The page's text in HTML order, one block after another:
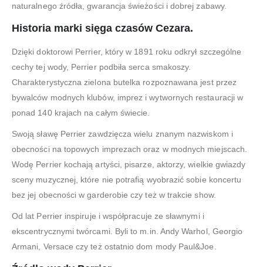
naturalnego źródła, gwarancja świeżości i dobrej zabawy.
Historia marki sięga czasów Cezara.
Dzięki doktorowi Perrier, który w 1891 roku odkrył szczególne
cechy tej wody, Perrier podbiła serca smakoszy.
Charakterystyczna zielona butelka rozpoznawana jest przez
bywalców modnych klubów, imprez i wytwornych restauracji w
ponad 140 krajach na całym świecie.
Swoją sławę Perrier zawdzięcza wielu znanym nazwiskom i
obecności na topowych imprezach oraz w modnych miejscach.
Wodę Perrier kochają artyści, pisarze, aktorzy, wielkie gwiazdy
sceny muzycznej, które nie potrafią wyobrazić sobie koncertu
bez jej obecności w garderobie czy też w trakcie show.
Od lat Perrier inspiruje i współpracuje ze sławnymi i
ekscentrycznymi twórcami. Byli to m.in. Andy Warhol, Georgio
Armani, Versace czy też ostatnio dom mody Paul&Joe.